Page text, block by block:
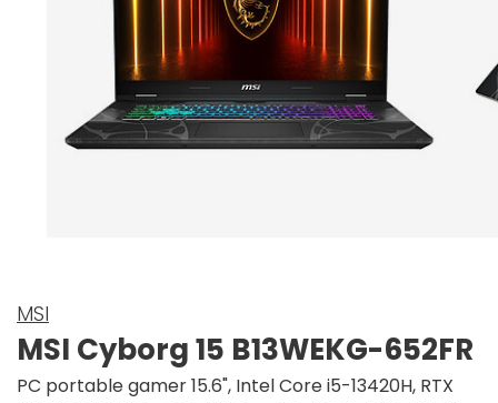
MSI
MSI Cyborg 15 B13WEKG-652FR
PC portable gamer 15.6", Intel Core i5-13420H, RTX